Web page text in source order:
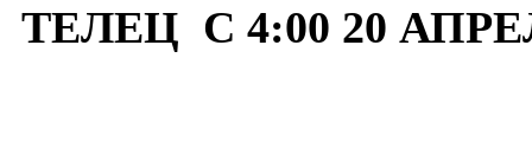
ТЕЛЕЦ С 4:00 20